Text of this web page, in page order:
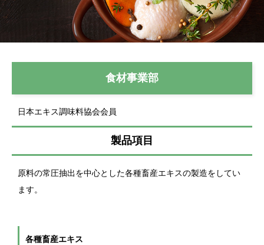
食材事業部
日本エキス調味料協会会員
製品項目
原料の常圧抽出を中心とした各種畜産エキスの製造をしてい
ます。
各種畜産エキス